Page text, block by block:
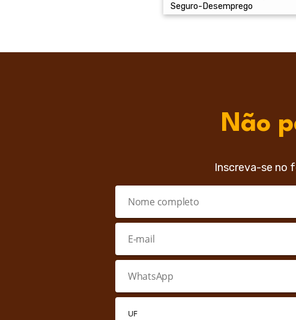
Seguro-Desemprego
Não
Inscreva-se no